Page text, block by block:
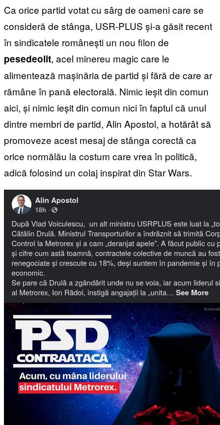
Ca orice partid votat cu sârg de oameni care se
consideră de stânga, USR-PLUS și-a găsit recent
în sindicatele românești un nou filon de
pesedeolit, acel minereu magic care le
alimentează mașinăria de partid și fără de care ar
rămâne în pană electorală. Nimic ieșit din comun
aici, și nimic ieșit din comun nici în faptul că unul
dintre membri de partid, Alin Apostol, a hotărât să
promoveze acest mesaj de stânga corectă ca
orice normălău la costum care vrea în politică,
adică folosind un colaj inspirat din Star Wars.